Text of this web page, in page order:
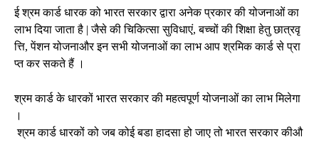
ई श्रम कार्ड धारक को भारत सरकार द्वारा अनेक प्रकार की योजनाओं का
लाभ दिया जाता है | जैसे की चिकित्सा सुविधाएं, बच्चों की शिक्षा हेतु छात्रवृ
त्ति, पेंशन योजनाऔर इन सभी योजनाओं का लाभ आप श्रमिक कार्ड से प्रा
प्त कर सकते हैं ।
श्रम कार्ड के धारकों भारत सरकार की महत्वपूर्ण योजनाओं का लाभ मिलेगा
।
श्रम कार्ड धारकों को जब कोई बडा हादसा हो जाए तो भारत सरकार कीऔ